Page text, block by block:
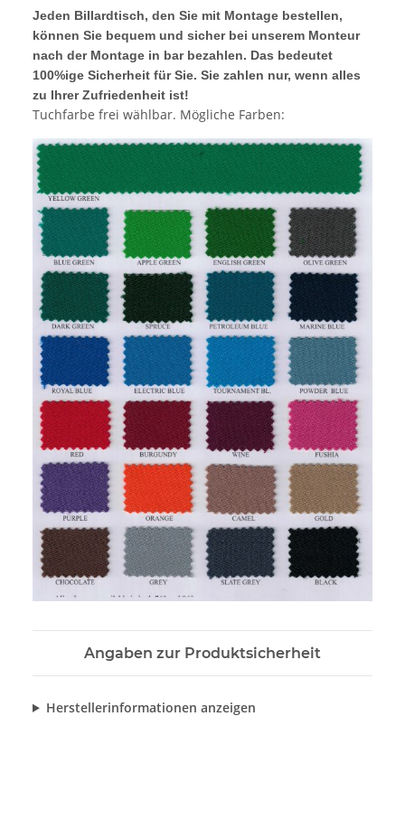
Jeden Billardtisch, den Sie mit Montage bestellen,
können Sie bequem und sicher bei unserem Monteur
nach der Montage in bar bezahlen. Das bedeutet
100%ige Sicherheit für Sie. Sie zahlen nur, wenn alles
zu Ihrer Zufriedenheit ist!
Tuchfarbe frei wählbar. Mögliche Farben:
Angaben zur Produktsicherheit
Herstellerinformationen anzeigen